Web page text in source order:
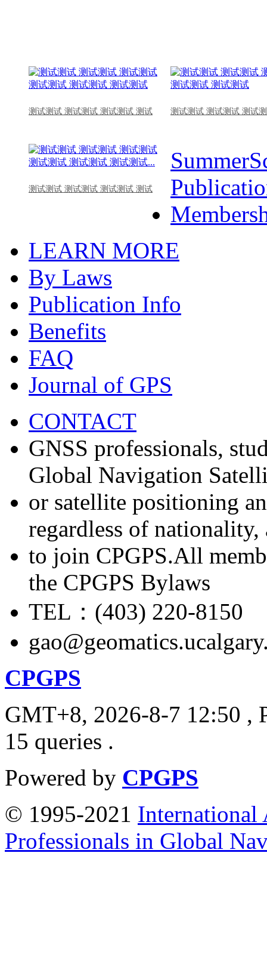
测试测试 测试测试 测试测试 测试 测试测试 测试测试 测试
测试测试 测试测试 测试测试 测试
LEARN MORE
By Laws
Publication Info
Benefits
FAQ
Journal of GPS
CONTACT
GNSS professionals,
Global Navigation
or satellite positioning
regardless of nationality,
to join CPGPS.All
the CPGPS Bylaws
TEL：(403) 220-8150
CPGPS
GMT+8, 2026-8-7 12:50 ,
15 queries .
Powered by CPGPS
© 1995-2021 International
Professionals in Global